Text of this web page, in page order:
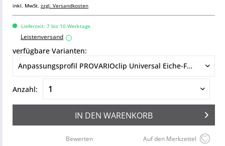
inkl. MwSt. zzgl. Versandkosten
Lieferzeit: 7 bis 10 Werktage
Leistenversand i
verfügbare Varianten:
Anzahl:
IN DEN WARENKORB
Auf den Merkzettel
Bewerten